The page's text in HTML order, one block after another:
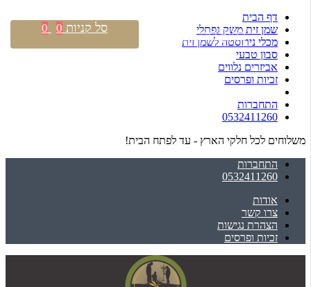
דף הבית
שמן זית משק נפתלי
מכלי נירוסטה לשמן זית
סבון טבעי
אביזרים נלווים
זכיות ופרסים
התחברות
0532411260
משלוחים לכל חלקי הארץ - עד לפתח הבית!
התחברות
0532411260
אודות
צרו קשר
הצהרת נגישות
זכיות ופרסים
התחברות \ הרשמה סל קניות 0
0